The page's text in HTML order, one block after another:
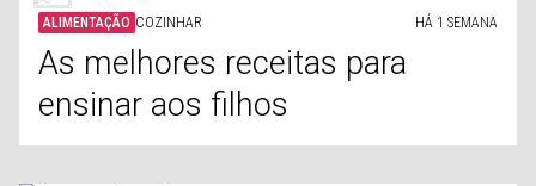
ALIMENTAÇÃO COZINHAR HÁ 1 SEMANA
As melhores receitas para
ensinar aos filhos